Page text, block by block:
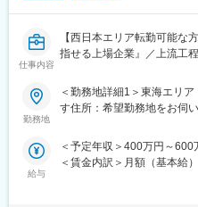
変更の範囲：本文参照
望の案件のヒアリングを行
ジェクトに配属できるよう
することができ、幅広い知
す。
■当社の魅力：
仕事内容
【西日本エリア転勤可能な
指せる上場企業』／上流工
■担当業務：自動車、家電
開発及び、解析業務を担当
ラ、洗濯機、冷蔵庫など）
PC、プリンター、FAXなど
勤務地
＜勤務地詳細1＞東海エリ
す住所：希望勤務地をお伺
リア ※ご希望の勤務地で
煙対策：屋内全面禁煙＜
望の勤務地での選考します
給与
＜予定年収＞400万円～
＜賃金内訳＞月額（基本給